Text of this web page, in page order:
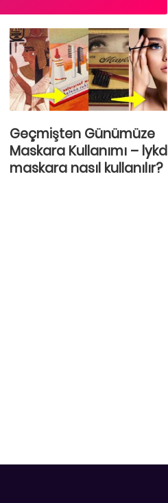
Geçmişten Günümüze
Maskara Kullanımı – lykd
maskara nasıl kullanılır?